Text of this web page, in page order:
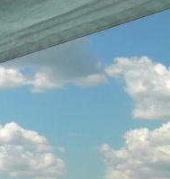
woord. Daarna nam hij
toespraken tot de
het punt stond vandaar
besloot hij over
Aristarchus en Secundus uit
reisden vooruit en